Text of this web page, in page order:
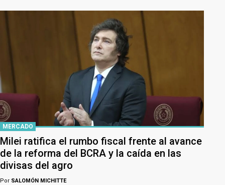
MERCADO
Milei ratifica el rumbo fiscal frente al avance
de la reforma del BCRA y la caída en las
divisas del agro
Por SALOMÓN MICHITTE